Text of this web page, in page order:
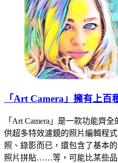
「Art Camera」擁有上百
「Art Camera」是一款功能齊
供超多特效濾鏡的照片編輯程
照、錄影而已，還包含了基本
照片拼貼……等，可能比某些